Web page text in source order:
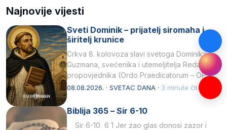
Najnovije vijesti
Sveti Dominik – prijatelj siromaha i
širitelj krunice
Crkva 8. kolovoza slavi svetoga Dominika
Guzmana, svećenika i utemeljitelja Reda
propovjednika (Ordo Praedicatorum – OP).
Svojim životom, dubokom ljubavlju prema
08.08.2026. · SVETAC DANA · 3 minute čitanja
Biblija 365 – Sir 6-10
Sir 6-10 6 1 Jer zao glas donosi zazor i